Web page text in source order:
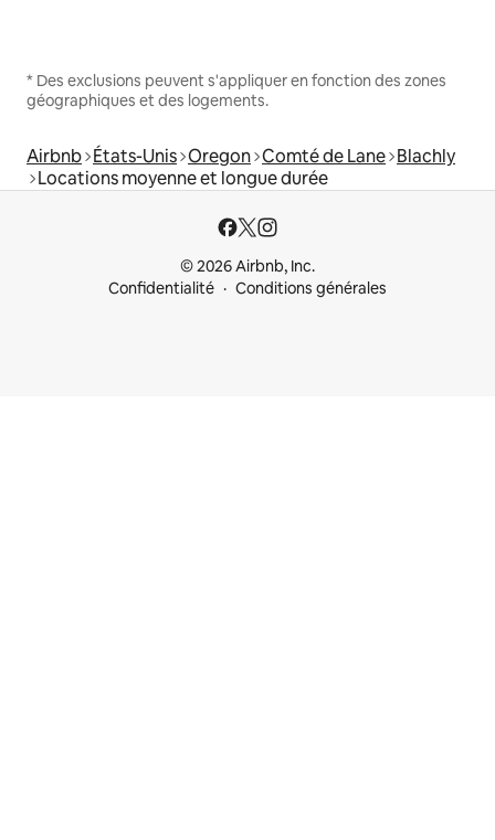
* Des exclusions peuvent s'appliquer en fonction des zones
géographiques et des logements.
Airbnb États-Unis Oregon Comté de Lane Blachly
Locations moyenne et longue durée
© 2026 Airbnb, Inc.
Confidentialité
Conditions générales